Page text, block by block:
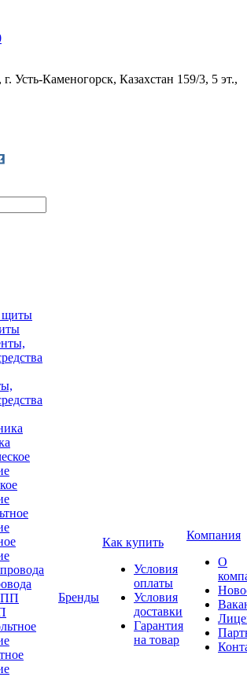
Усть-Каменогорск, Казахстан 159/3, 5 эт.,
Бренды
Как купить
Условия
оплаты
Условия
доставки
Гарантия
на товар
Компания
О